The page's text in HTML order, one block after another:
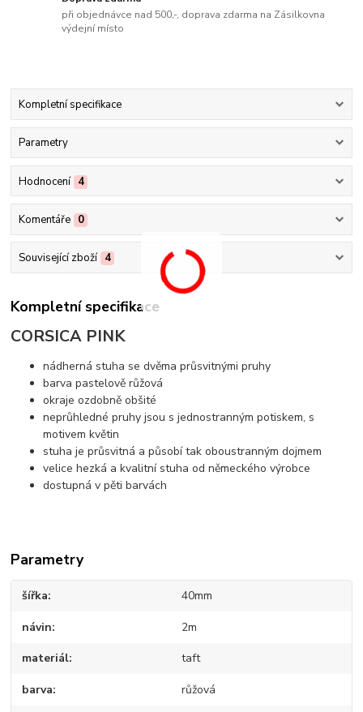
při objednávce nad 500,-, doprava zdarma na Zásilkovna
výdejní místo
Kompletní specifikace
Parametry
Hodnocení 4
Komentáře 0
Související zboží 4
Kompletní specifikace
CORSICA PINK
nádherná stuha se dvěma průsvitnými pruhy
barva pastelově růžová
okraje ozdobně obšité
neprůhledné pruhy jsou s jednostranným potiskem, s
motivem květin
stuha je průsvitná a působí tak oboustranným dojmem
velice hezká a kvalitní stuha od německého výrobce
dostupná v pěti barvách
Parametry
šířka 40mm
návin 2m
materiál taft
barva růžová